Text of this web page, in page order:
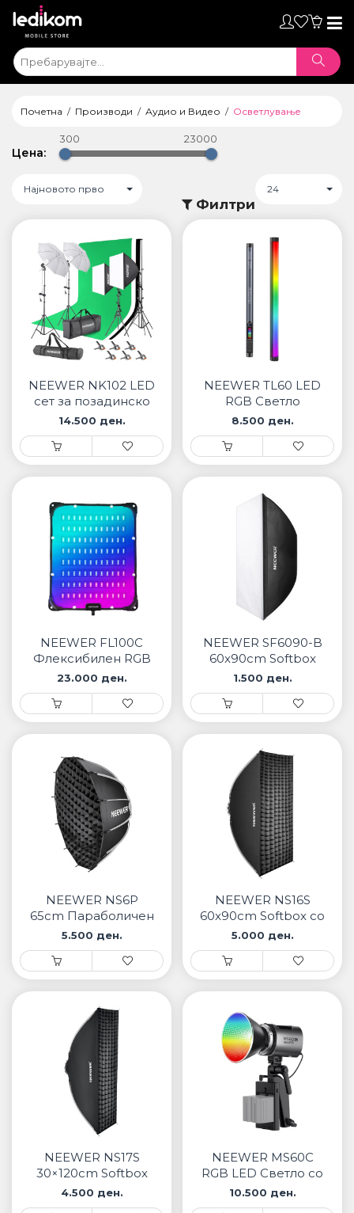
Почетна Производи Аудио и Видео Осветлување
Цена:
300 23000
Најновото прво 24
Филтри
NEEWER NK102 LED
сет за позадинско
осветлување
14.500 ден.
NEEWER TL60 LED
RGB Светло
8.500 ден.
NEEWER FL100C
Флексибилен RGB
LED Панел за
осветлување
23.000 ден.
NEEWER SF6090-B
60x90cm Softbox
1.500 ден.
NEEWER NS6P
65cm Параболичен
Softbox
5.500 ден.
NEEWER NS16S
60x90cm Softbox со
grid и брзо
отворање
5.000 ден.
NEEWER NS17S
30×120cm Softbox
со grid и брзо
отворање
4.500 ден.
NEEWER MS60C
RGB LED Светло со
апликациска
контрола
10.500 ден.
ТАБЛЕТИ
• iPad
• Samsung
• Xiaomi
ПАМЕТНИ ЧАСОВНИЦИ
• Apple watch
• Galaxy watch
• Останато
PLAYSTATION
ПАМЕТНИ УРЕДИ ЗА БЕЗБЕДНОСТ
ПРОЕКТОРИ